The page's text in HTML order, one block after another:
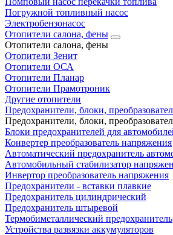
Погружной топливный насос
Электробензонасос
Отопители салона, фены
Отопители салона, фены
Отопители Зенит
Отопители ОСА
Отопители Планар
Отопители Прамотроник
Другие отопители
Предохранители, блоки,
Предохранители, блоки,
Блоки предохранителей для
Конвертер преобразователь напряжения
Автоматический предохранитель
Автомобильный стабилизатор
Инвертор преобразователь напряжения
Предохранители - вставки плавкие
Предохранитель цилиндрический
Предохранитель штыревой
Термобиметаллический предохранитель
Устройства развязки аккумуляторов